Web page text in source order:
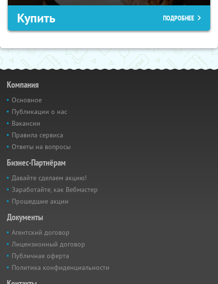
Купить ПОДРОБНЕЕ
Компания
Основное
Публикации о нас
Вакансии
Правила сервиса
Ответы на вопросы
Бизнес-Партнёрам
Давайте сделаем акцию!
Заработайте, как Вебмастер
Прошедшие акции
Документы
Агентский договор
Лицензионный договор
Публичная оферта
Политика конфиденциальности